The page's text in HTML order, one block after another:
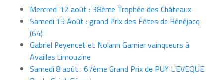
Mercredi 12 août : 38ème Trophée des Châteaux
Samedi 15 Août : grand Prix des Fêtes de Bénéjacq
(64)
Gabriel Peyencet et Nolann Garnier vainqueurs à
Availles Limouzine
Samedi 8 août : 67ème Grand Prix de PUY L’EVEQUE